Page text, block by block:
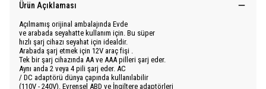
Ürün Açıklaması
Açılmamış orijinal ambalajında ​​Evde
ve arabada seyahatte kullanım için. Bu süper
hızlı şarj cihazı seyahat için idealdir.
Arabada şarj etmek için 12V araç fişi .
Tek bir şarj cihazında AA ve AAA pilleri şarj eder.
Aynı anda 2 veya 4 pili şarj eder. AC
/ DC adaptörü dünya çapında kullanılabilir
(110V - 240V). Evrensel ABD ve İngiltere adaptörleri